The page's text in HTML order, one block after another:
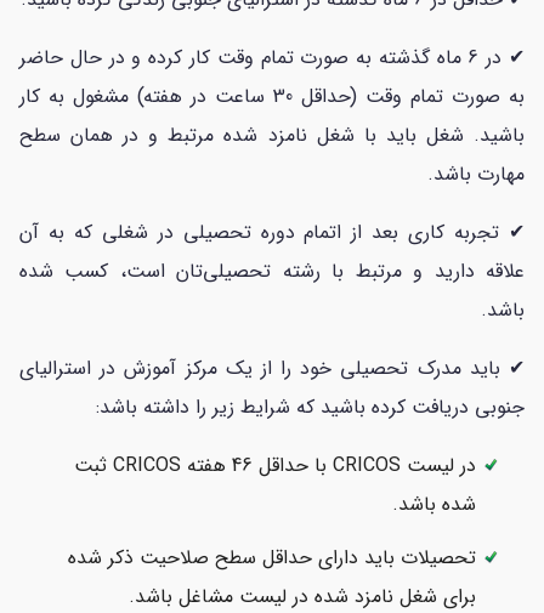
✔ در 6 ماه گذشته به صورت تمام وقت کار کرده و در حال حاضر
به صورت تمام وقت (حداقل 30 ساعت در هفته) مشغول به کار
باشید. شغل باید با شغل نامزد شده مرتبط و در همان سطح
مهارت باشد.
✔ تجربه کاری بعد از اتمام دوره تحصیلی در شغلی که به آن
علاقه دارید و مرتبط با رشته تحصیلی‌تان است، کسب شده
باشد.
✔ باید مدرک تحصیلی خود را از یک مرکز آموزش در استرالیای
جنوبی دریافت کرده باشید که شرایط زیر را داشته باشد:
در لیست CRICOS با حداقل 46 هفته CRICOS ثبت
شده باشد.
تحصیلات باید دارای حداقل سطح صلاحیت ذکر شده
برای شغل نامزد شده در لیست مشاغل باشد.